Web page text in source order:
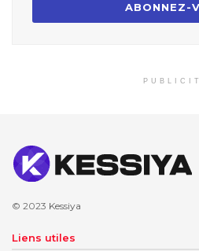
© 2023 Kessiya
Liens utiles